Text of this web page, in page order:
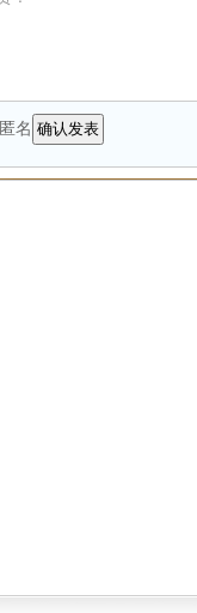
匿名